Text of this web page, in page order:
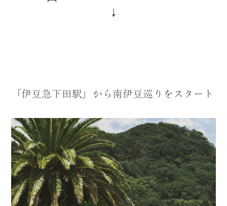
↓
「伊豆急下田駅」から南伊豆巡りをスタート